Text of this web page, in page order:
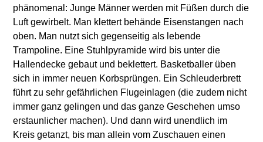
phänomenal: Junge Männer werden mit Füßen durch die
Luft gewirbelt. Man klettert behände Eisenstangen nach
oben. Man nutzt sich gegenseitig als lebende
Trampoline. Eine Stuhlpyramide wird bis unter die
Hallendecke gebaut und beklettert. Basketballer üben
sich in immer neuen Korbsprüngen. Ein Schleuderbrett
führt zu sehr gefährlichen Flugeinlagen (die zudem nicht
immer ganz gelingen und das ganze Geschehen umso
erstaunlicher machen). Und dann wird unendlich im
Kreis getanzt, bis man allein vom Zuschauen einen